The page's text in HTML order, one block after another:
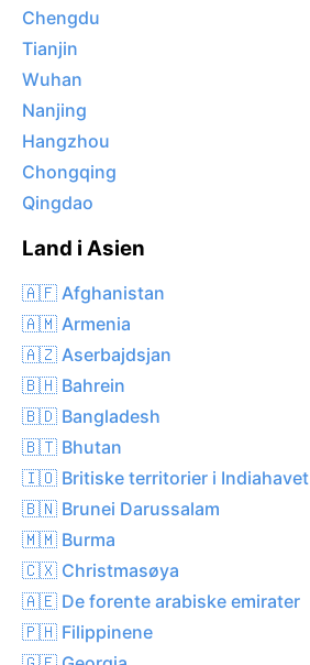
Chengdu
Tianjin
Wuhan
Nanjing
Hangzhou
Chongqing
Qingdao
Land i Asien
🇦🇫 Afghanistan
🇦🇲 Armenia
🇦🇿 Aserbajdsjan
🇧🇭 Bahrein
🇧🇩 Bangladesh
🇧🇹 Bhutan
🇮🇴 Britiske territorier i Indiahavet
🇧🇳 Brunei Darussalam
🇲🇲 Burma
🇨🇽 Christmasøya
🇦🇪 De forente arabiske emirater
🇵🇭 Filippinene